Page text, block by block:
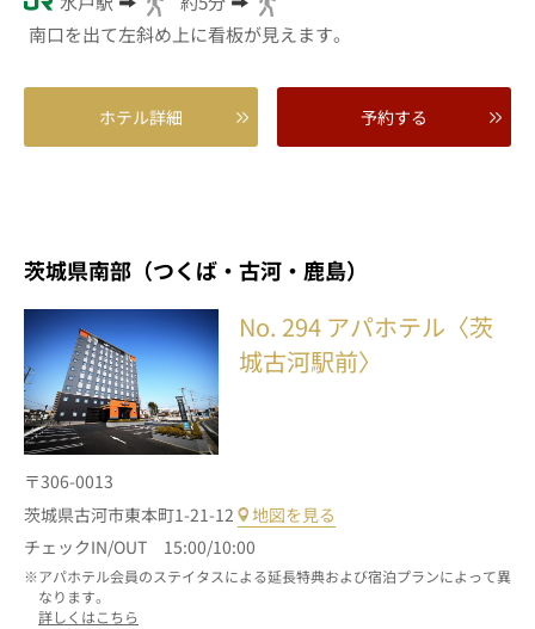
南口を出て左斜め上に看板が見えます。
ホテル詳細 予約する
茨城県南部（つくば・古河・鹿島）
No. 294 アパホテル〈茨
城古河駅前〉
〒306-0013
茨城県古河市東本町1-21-12
地図を見る
チェックIN/OUT 15:00/10:00
アパホテル会員のステイタスによる延長特典および宿泊プランによって異
なります。
詳しくはこちら